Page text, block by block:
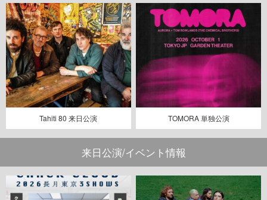
Tahiti 80 来日公演 TOMORA 単独公演
来日公演/イベント情報